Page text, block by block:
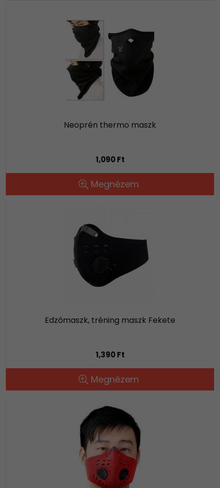
Neoprén thermo maszk
1,090 Ft
Megnézem
Edzőmaszk, tréning maszk Fekete
1,390 Ft
Megnézem